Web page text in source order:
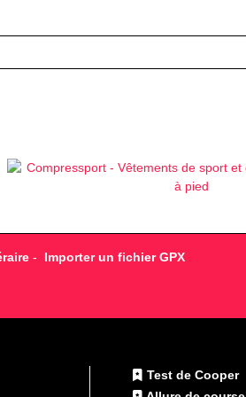
- Importer un fichier GPX
Test de Cooper